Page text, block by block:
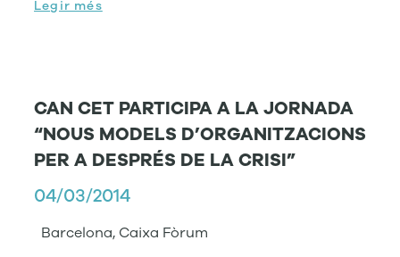
Legir més
CAN CET PARTICIPA A LA JORNADA
“NOUS MODELS D’ORGANITZACIONS
PER A DESPRÉS DE LA CRISI”
04/03/2014
Barcelona, Caixa Fòrum